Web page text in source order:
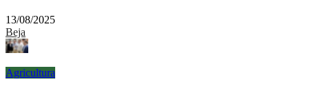
13/08/2025
Beja
Agricultura